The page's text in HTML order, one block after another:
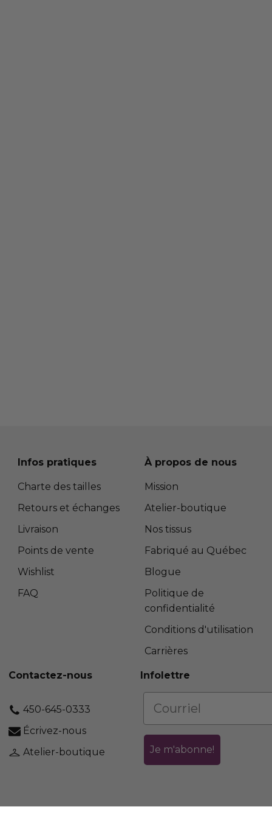
Infos pratiques
Charte des tailles
Retours et échanges
Livraison
Points de vente
Wishlist
FAQ
À propos de nous
Mission
Atelier-boutique
Nos tissus
Fabriqué au Québec
Blogue
Politique de
confidentialité
Conditions d'utilisation
Carrières
Contactez-nous
450-645-0333
Écrivez-nous
Atelier-boutique
Infolettre
Je m'abonne!